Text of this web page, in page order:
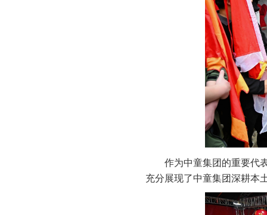
作为中童集团的重要代
充分展现了中童集团深耕本